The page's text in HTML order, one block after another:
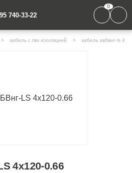
740-33-22
0
кабель с пвх изоляцией кабель авбвнг-ls
4х120-0.66